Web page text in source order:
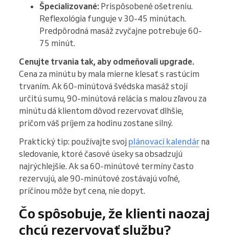
Špecializované: Prispôsobené ošetreniu.
Reflexológia funguje v 30-45 minútach.
Predpôrodná masáž zvyčajne potrebuje 60-
75 minút.
Cenujte trvania tak, aby odmeňovali upgrade.
Cena za minútu by mala mierne klesať s rastúcim
trvaním. Ak 60-minútová švédska masáž stojí
určitú sumu, 90-minútová relácia s malou zľavou za
minútu dá klientom dôvod rezervovať dlhšie,
pričom váš príjem za hodinu zostane silný.
Praktický tip: používajte svoj plánovací kalendár na
sledovanie, ktoré časové úseky sa obsadzujú
najrýchlejšie. Ak sa 60-minútové termíny často
rezervujú, ale 90-minútové zostávajú voľné,
príčinou môže byť cena, nie dopyt.
Čo spôsobuje, že klienti naozaj
chcú rezervovať službu?